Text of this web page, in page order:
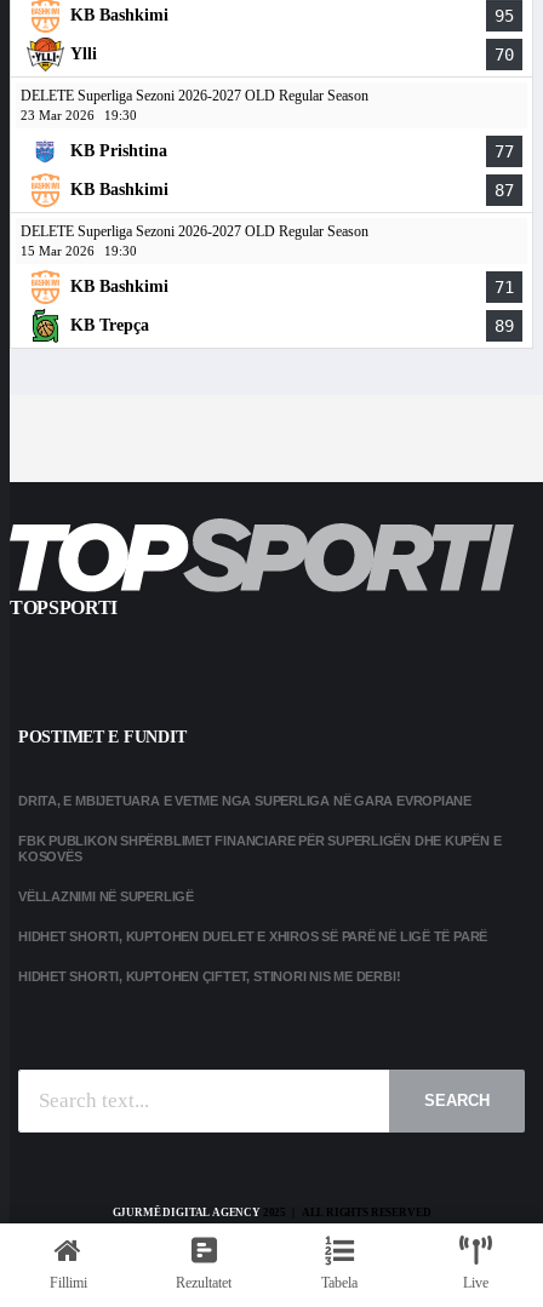
KB Bashkimi 95
Ylli 70
DELETE Superliga Sezoni 2026-2027 OLD Regular Season
23 Mar 2026 19:30
KB Prishtina 77
KB Bashkimi 87
DELETE Superliga Sezoni 2026-2027 OLD Regular Season
15 Mar 2026 19:30
KB Bashkimi 71
KB Trepça 89
TOPSPORTI
POSTIMET E FUNDIT
DRITA, E MBIJETUARA E VETME NGA SUPERLIGA NË GARA EVROPIANE
FBK PUBLIKON SHPËRBLIMET FINANCIARE PËR SUPERLIGËN DHE KUPËN E
KOSOVËS
VËLLAZNIMI NË SUPERLIGË
HIDHET SHORTI, KUPTOHEN DUELET E XHIROS SË PARË NË LIGË TË PARË
HIDHET SHORTI, KUPTOHEN ÇIFTET, STINORI NIS ME DERBI!
SEARCH
GJURMË DIGITAL AGENCY2025 | ALL RIGHTS RESERVED
TERMS AND CONDITIONS
Fillimi Rezultatet Tabela Live